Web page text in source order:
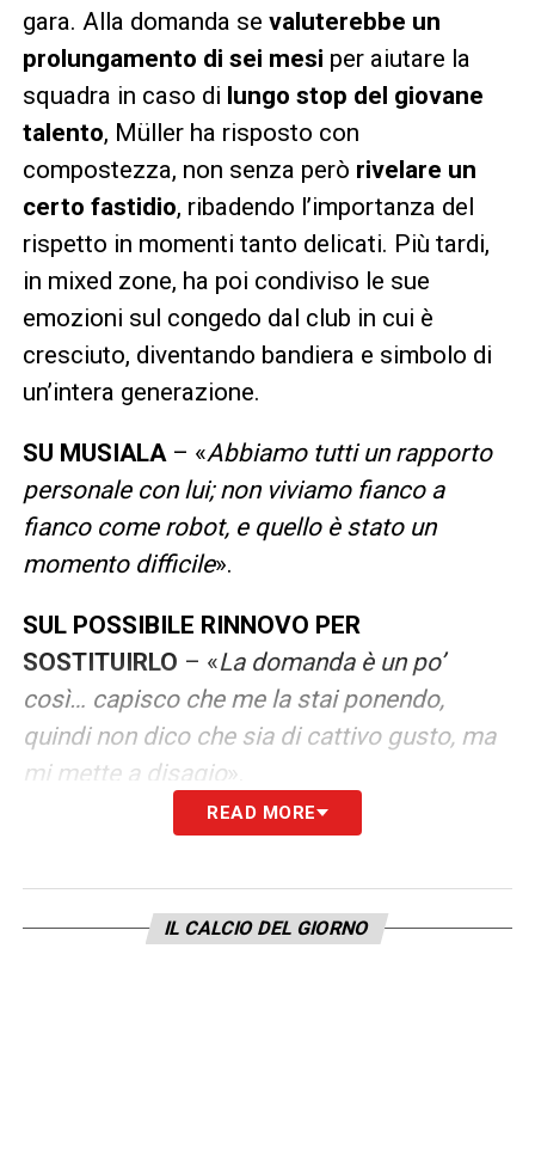
gara. Alla domanda se valuterebbe un
prolungamento di sei mesi per aiutare la
squadra in caso di lungo stop del giovane
talento, Müller ha risposto con
compostezza, non senza però rivelare un
certo fastidio, ribadendo l’importanza del
rispetto in momenti tanto delicati. Più tardi,
in mixed zone, ha poi condiviso le sue
emozioni sul congedo dal club in cui è
cresciuto, diventando bandiera e simbolo di
un’intera generazione.
SU MUSIALA– «Abbiamo tutti un rapporto
personale con lui; non viviamo fianco a
fianco come robot, e quello è stato un
momento difficile».
SUL POSSIBILE RINNOVO PER
SOSTITUIRLO – «La domanda è un po’
così… capisco che me la stai ponendo,
quindi non dico che sia di cattivo gusto, ma
mi mette a disagio».
IN MIXED ZONE– «In questa situazione,
mi assicurerei di non avere discussioni di
cattivo gusto dopo che qualcuno si è
READ MORE
IL CALCIO DEL GIORNO